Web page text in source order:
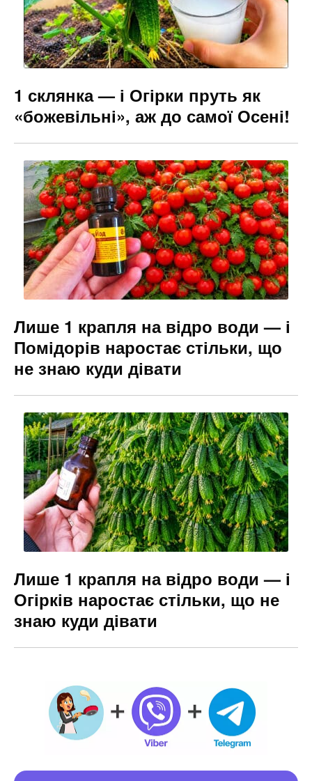
1 склянка — і Огірки пруть як
«божевільні», аж до самої Осені!
Лише 1 крапля на відро води — і
Помідорів наростає стільки, що
не знаю куди дівати
Лише 1 крапля на відро води — і
Огірків наростає стільки, що не
знаю куди дівати